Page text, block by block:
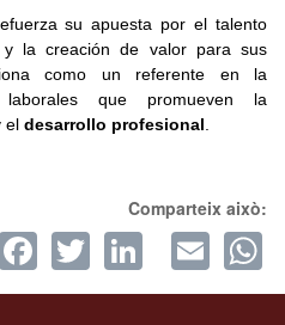
su apuesta por el talento
y la creación de valor para sus
como un referente en la
que promueven la
el desarrollo profesional.
Comparteix això:
Facebook
Twitter